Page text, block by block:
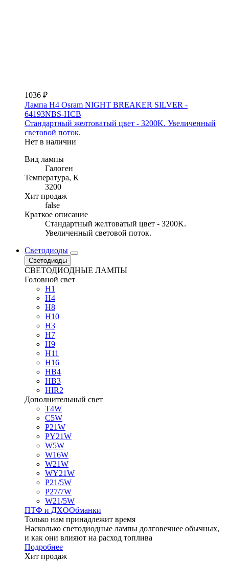
1036 ₽
Лампа H4 Osram NIGHT BREAKER SILVER -
64193NBS-HCB
Стандартный желтоватый цвет - 3200K. Увеличенный
световой поток.
Нет в наличии
Вид лампы
Галоген
Температура, К
3200
Хит продаж
false
Краткое описание
Стандартный желтоватый цвет - 3200K.
Увеличенный световой поток.
Светодиоды
Светодиоды
СВЕТОДИОДНЫЕ ЛАМПЫ
Головной свет
H1
H4
H8
H10
H3
H7
H9
H11
H16
HB4
HB3
HIR2
Дополнительный свет
T4W
C5W
P21W
PY21W
W5W
W16W
W21W
WY21W
P21/5W
P27/7W
W21/5W
ПТФ и ДXООбманки
Только нам принадлежит время
Насколько светодиодные лампы долговечнее обычных,
и как они влияют на расход топлива
Подробнее
Хит продаж